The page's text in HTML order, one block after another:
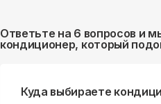
Ответьте на 6 вопросов и
кондиционер, который
Куда выбираете